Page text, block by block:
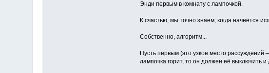
Энди первым в комнату с лампочкой.
К счастью, мы точно знаем, когда начнётся
Собственно, алгоритм...
Пусть первым (это узкое место
лампочка горит, то он должен её выключить